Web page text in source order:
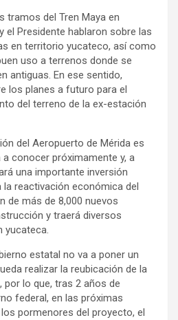
tramos del Tren Maya en
el Presidente hablaron sobre las
en territorio yucateco, así como
uso a terrenos donde se
antiguas. En ese sentido,
los planes a futuro para el
del terreno de la ex-estación
del Aeropuerto de Mérida es
conocer próximamente y, a
una importante inversión
la reactivación económica del
de más de 8,000 nuevos
y traerá diversos
yucateca.
estatal no va a poner un
realizar la reubicación de la
por lo que, tras 2 años de
federal, en las próximas
pormenores del proyecto, el